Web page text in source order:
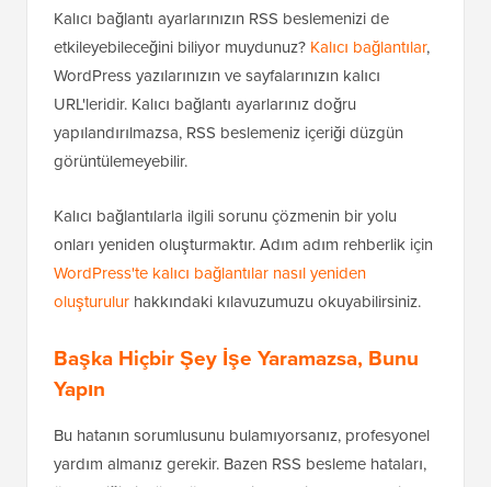
Kalıcı bağlantı ayarlarınızın RSS beslemenizi de
etkileyebileceğini biliyor muydunuz? Kalıcı bağlantılar,
WordPress yazılarınızın ve sayfalarınızın kalıcı
URL'leridir. Kalıcı bağlantı ayarlarınız doğru
yapılandırılmazsa, RSS beslemeniz içeriği düzgün
görüntülemeyebilir.
Kalıcı bağlantılarla ilgili sorunu çözmenin bir yolu
onları yeniden oluşturmaktır. Adım adım rehberlik için
WordPress'te kalıcı bağlantılar nasıl yeniden
oluşturulur hakkındaki kılavuzumuzu okuyabilirsiniz.
Başka Hiçbir Şey İşe Yaramazsa, Bunu
Yapın
Bu hatanın sorumlusunu bulamıyorsanız, profesyonel
yardım almanız gerekir. Bazen RSS besleme hataları,